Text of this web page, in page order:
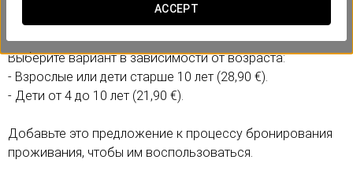
ACCEPT
- Входной билет на 1 полный день в парк Agua Mágica.
Выберите вариант в зависимости от возраста:
- Взрослые или дети старше 10 лет (28,90 €).
- Дети от 4 до 10 лет (21,90 €).
Добавьте это предложение к процессу бронирования
проживания, чтобы им воспользоваться.